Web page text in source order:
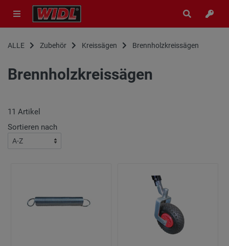
ALLE Zubehör Kreissägen Brennholzkreissägen
Brennholzkreissägen
11 Artikel
Sortieren nach